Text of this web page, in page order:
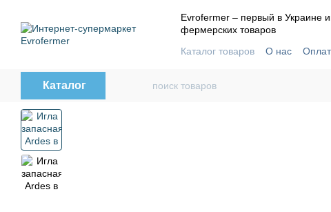
Evrofermer – первый в Украине
фермерских товаров
Каталог товаров О нас
Каталог